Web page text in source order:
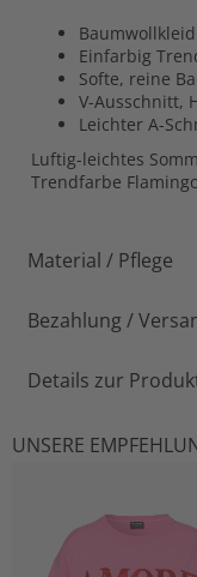
Einfarbig
Softe, reine
V-Ausschnitt,
Leichter A-
Luftig-leichtes
Trendfarbe
Material / Pflege
Bezahlung /
Details zur
UNSERE